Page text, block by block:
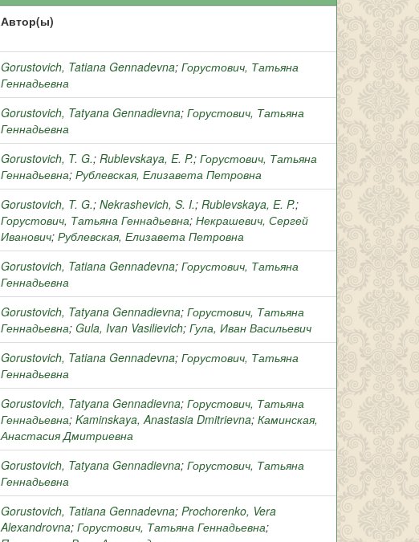
Автор(ы)
Gorustovich, Tatiana Gennadevna; Горустович, Татьяна
Геннадьевна
Gorustovich, Tatyana Gennadievna; Горустович, Татьяна
Геннадьевна
Gorustovich, T. G.; Rublevskaya, E. P.; Горустович, Татьяна
Геннадьевна; Рублевская, Елизавета Петровна
Gorustovich, T. G.; Nekrashevich, S. I.; Rublevskaya, E. P.;
Горустович, Татьяна Геннадьевна; Некрашевич, Сергей
Иванович; Рублевская, Елизавета Петровна
Gorustovich, Tatiana Gennadevna; Горустович, Татьяна
Геннадьевна
Gorustovich, Tatyana Gennadievna; Горустович, Татьяна
Геннадьевна; Gula, Ivan Vasilievich; Гула, Иван Васильевич
Gorustovich, Tatiana Gennadevna; Горустович, Татьяна
Геннадьевна
Gorustovich, Tatyana Gennadievna; Горустович, Татьяна
Геннадьевна; Kaminskaya, Anastasia Dmitrievna; Каминская,
Анастасия Дмитриевна
Gorustovich, Tatyana Gennadievna; Горустович, Татьяна
Геннадьевна
Gorustovich, Tatiana Gennadevna; Prochorenko, Vera
Alexandrovna; Горустович, Татьяна Геннадьевна;